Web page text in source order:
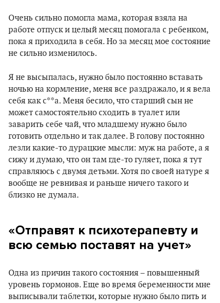
Очень сильно помогла мама, которая взяла на
работе отпуск и целый месяц помогала с ребенком,
пока я приходила в себя. Но за месяц мое состояние
не сильно изменилось.
Я не высыпалась, нужно было постоянно вставать
ночью на кормление, меня все раздражало, и я вела
себя как с**а. Меня бесило, что старший сын не
может самостоятельно сходить в туалет или
заварить себе чай, что младшему нужно было
готовить отдельно и так далее. В голову постоянно
лезли какие-то дурацкие мысли: муж на работе, а я
сижу и думаю, что он там где-то гуляет, пока я тут
справляюсь с двумя детьми. Хотя по своей натуре я
вообще не ревнивая и раньше ничего такого и
близко не думала.
«Отправят к психотерапевту и
всю семью поставят на учет»
Одна из причин такого состояния – повышенный
уровень гормонов. Еще во время беременности мне
выписывали таблетки, которые нужно было пить и